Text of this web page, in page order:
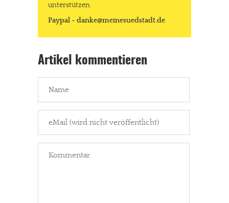
unterstützen.
Paypal - danke@meinesuedstadt.de
Artikel kommentieren